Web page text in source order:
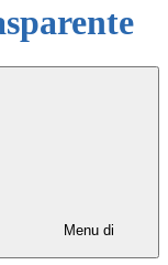
Menu di